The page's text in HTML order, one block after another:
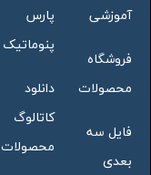
آموزشی
فروشگاه
محصولات
فایل سه
بعدی
پارس
پنوماتیک
دانلود
کاتالوگ
محصولات